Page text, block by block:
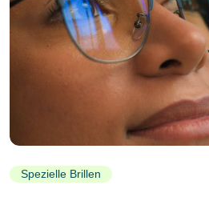
Spezielle Brillen